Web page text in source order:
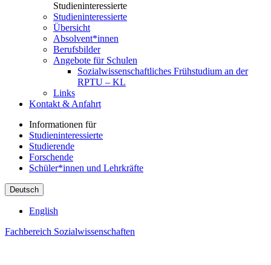
Studieninteressierte
Studieninteressierte
Übersicht
Absolvent*innen
Berufsbilder
Angebote für Schulen
Sozialwissenschaftliches Frühstudium an der
RPTU – KL
Links
Kontakt & Anfahrt
Informationen für
Studieninteressierte
Studierende
Forschende
Schüler*innen und Lehrkräfte
Deutsch
English
Fachbereich Sozialwissenschaften